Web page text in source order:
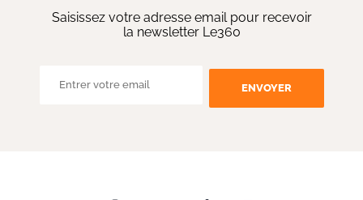
Saisissez votre adresse email pour recevoir
la newsletter Le360
ENVOYER